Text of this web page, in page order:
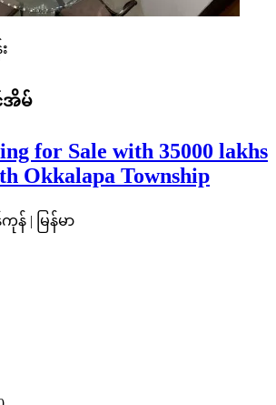
အိမ်
for Sale with 35000 lakhs
Okkalapa Township
န် | မြန်မာ